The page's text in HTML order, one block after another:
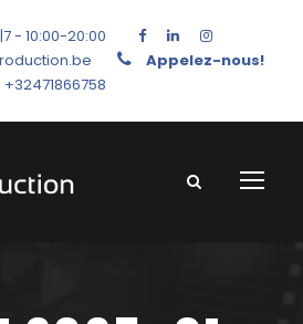
- 10:00-20:00
Appelez-nous!
+32471866758